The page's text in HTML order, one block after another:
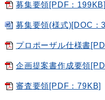
募集要領[PDF：199KB]
募集要領(様式)[DOC：
プロポーザル仕様書
企画提案書作成要領
審査要領[PDF：79KB]